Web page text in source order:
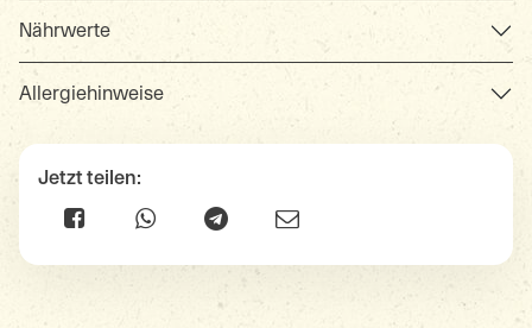
Nährwerte
Allergiehinweise
Jetzt teilen: